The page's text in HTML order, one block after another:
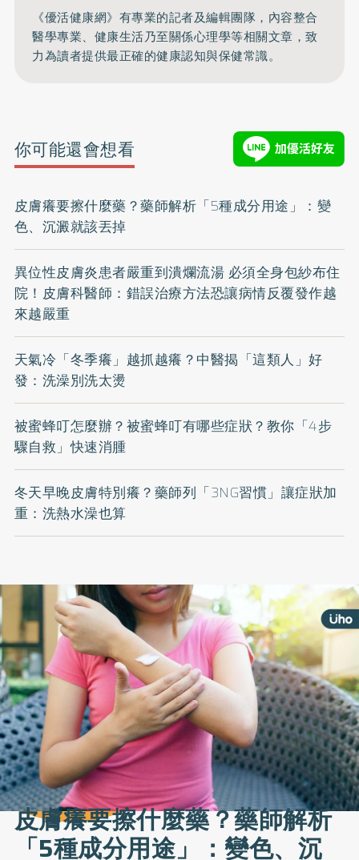
《優活健康網》有專業的記者及編輯團隊，內容整合
醫學專業、健康生活乃至關係心理學等相關文章，致
力為讀者提供最正確的健康認知與保健常識。
你可能還會想看
皮膚癢要擦什麼藥？藥師解析「5種成分用途」：變
色、沉澱就該丟掉
異位性皮膚炎患者嚴重到潰爛流湯 必須全身包紗布住
院！皮膚科醫師：錯誤治療方法恐讓病情反覆發作越
來越嚴重
天氣冷「冬季癢」越抓越癢？中醫揭「這類人」好
發：洗澡別洗太燙
被蜜蜂叮怎麼辦？被蜜蜂叮有哪些症狀？教你「4步
驟自救」快速消腫
冬天早晚皮膚特別癢？藥師列「3NG習慣」讓症狀加
重：洗熱水澡也算
皮膚癢要擦什麼藥？藥師解析
「5種成分用途」：變色、沉